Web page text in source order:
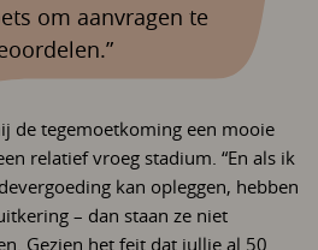
om aanvragen te
de tegemoetkoming een mooie
relatief vroeg stadium. “En als ik
kan opleggen, hebben
– dan staan ze niet
Gezien het feit dat jullie al 50